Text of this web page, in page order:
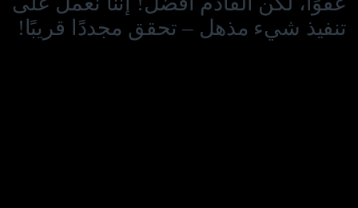
تنفيذ شيء مذهل – تحقق مجددًا قريبًا!